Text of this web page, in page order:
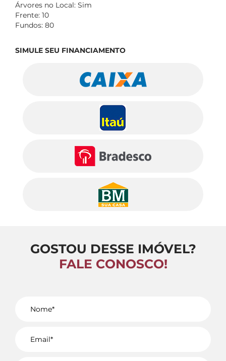
Árvores no Local: Sim
Frente: 10
Fundos: 80
SIMULE SEU FINANCIAMENTO
GOSTOU DESSE IMÓVEL?
FALE CONOSCO!